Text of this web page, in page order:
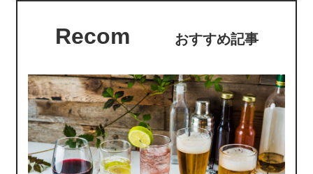
Recom おすすめ記事